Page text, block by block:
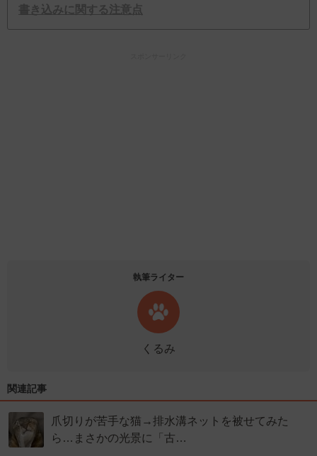
書き込みに関する注意点
執筆ライター
くるみ
関連記事
爪切りが苦手な猫→排水溝ネットを被せてみた
ら…まさかの光景に「古…